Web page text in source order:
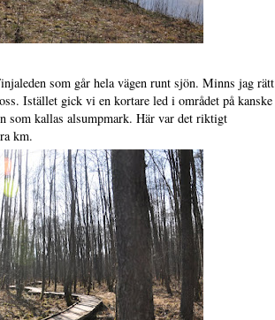
som går hela vägen runt sjön. Minns jag rätt
Istället gick vi en kortare led i området på kanske
som kallas alsumpmark. Här var det riktigt
km.